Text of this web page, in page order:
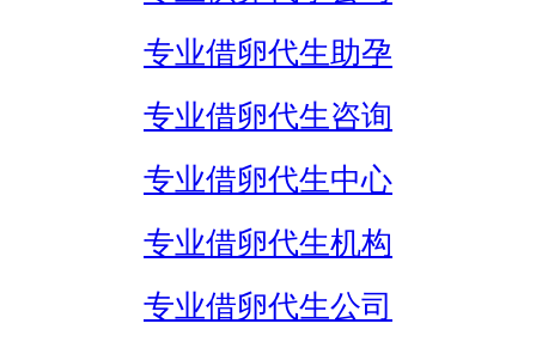
专业借卵代生助孕
专业借卵代生咨询
专业借卵代生中心
专业借卵代生机构
专业借卵代生公司